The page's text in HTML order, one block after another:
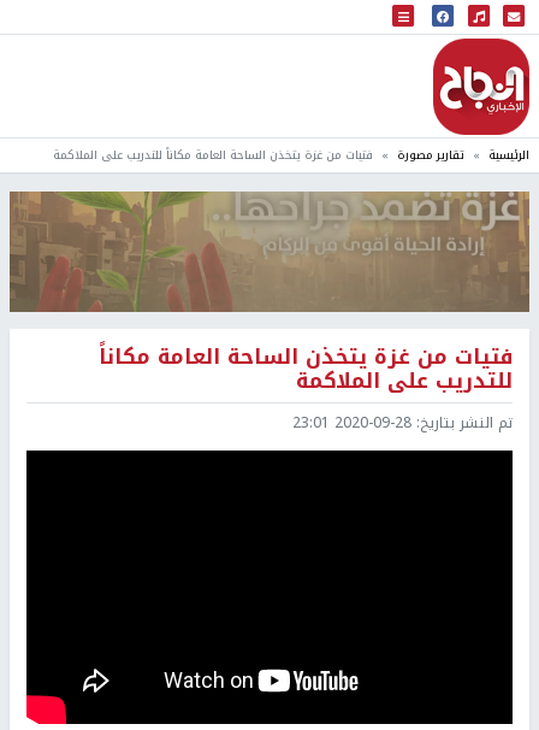
البث المباشر
إذاعة النجاح
الرئيسية تقارير مصورة فتيات من غزة يتخذن الساحة العامة مكاناً للتدريب على الملاكمة
فتيات من غزة يتخذن الساحة العامة مكاناً
للتدريب على الملاكمة
تم النشر بتاريخ: 2020-09-28 23:01